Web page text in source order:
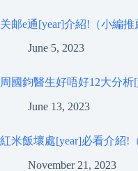
关邮e通[year]介紹!（小編推
June 5, 2023
周國鈞醫生好唔好12大分
June 13, 2023
紅米飯壞處[year]必看介紹!
November 21, 2023